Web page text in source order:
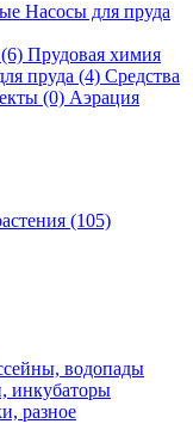
Насосы для пруда
(6) Прудовая химия
пруда (4) Средства
(0) Аэрация
(105)
водопады
инкубаторы
разное